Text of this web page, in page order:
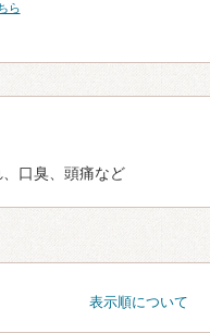
ら
口臭、頭痛など
表示順について